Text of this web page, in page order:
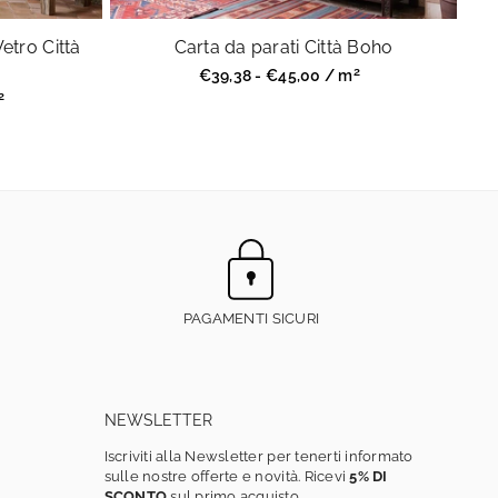
Città
Carta da parati Città Boho
Prezzo
€39,38 - €45,00 / m2
PAGAMENTI SICURI
NEWSLETTER
Iscriviti alla Newsletter per tenerti informato
sulle nostre offerte e novità. Ricevi5% DI